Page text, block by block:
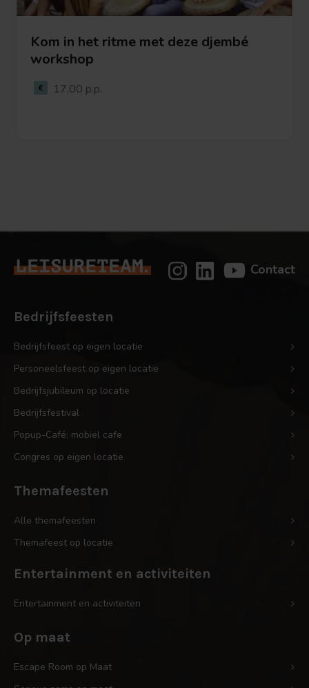
Kom in het ritme met deze djembé
workshop
17,00 p.p.
Contact
Bedrijfsfeesten
Bedrijfsfeest op eigen locatie
Personeelsfeest op eigen locatie
Bedrijfsjubileum op locatie
Bedrijfsfestival
Popup-Café: mobiel cafe
Congres op eigen locatie
Themafeesten
Alle themafeesten
Themafeest op locatie
Entertainment en activiteiten
Entertainment en activiteiten
Op maat
Escape Room op Maat